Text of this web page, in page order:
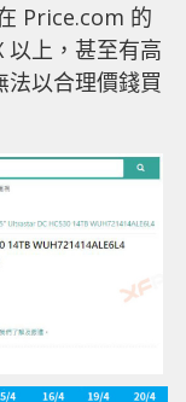
Price.com 的
以上，甚至有高
法以合理價錢買